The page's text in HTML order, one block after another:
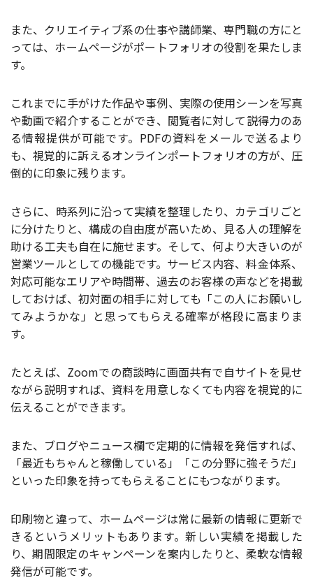
また、クリエイティブ系の仕事や講師業、専門職の方にと
っては、ホームページがポートフォリオの役割を果たしま
す。
これまでに手がけた作品や事例、実際の使用シーンを写真
や動画で紹介することができ、閲覧者に対して説得力のあ
る情報提供が可能です。PDFの資料をメールで送るより
も、視覚的に訴えるオンラインポートフォリオの方が、圧
倒的に印象に残ります。
さらに、時系列に沿って実績を整理したり、カテゴリごと
に分けたりと、構成の自由度が高いため、見る人の理解を
助ける工夫も自在に施せます。そして、何より大きいのが
営業ツールとしての機能です。サービス内容、料金体系、
対応可能なエリアや時間帯、過去のお客様の声などを掲載
しておけば、初対面の相手に対しても「この人にお願いし
てみようかな」と思ってもらえる確率が格段に高まりま
す。
たとえば、Zoomでの商談時に画面共有で自サイトを見せ
ながら説明すれば、資料を用意しなくても内容を視覚的に
伝えることができます。
また、ブログやニュース欄で定期的に情報を発信すれば、
「最近もちゃんと稼働している」「この分野に強そうだ」
といった印象を持ってもらえることにもつながります。
印刷物と違って、ホームページは常に最新の情報に更新で
きるというメリットもあります。新しい実績を掲載した
り、期間限定のキャンペーンを案内したりと、柔軟な情報
発信が可能です。